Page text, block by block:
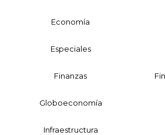
Economía
Especiales
Finanzas
Globoeconomía
Infraestructura